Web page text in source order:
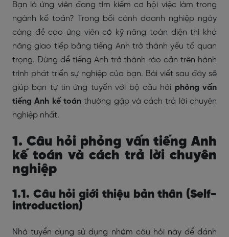
Bạn là ứng viên đang tìm kiếm cơ hội việc làm trong
ngành kế toán? Trong bối cảnh doanh nghiệp ngày
càng đề cao ứng viên có kỹ năng toàn diện thì khả
năng giao tiếp bằng tiếng Anh trở thành yếu tố quan
trọng. Đừng để tiếng Anh trở thành rào cản trên hành
trình phát triển sự nghiệp của bạn. Bài viết sau đây sẽ
giúp bạn tự tin ứng tuyển với bộ câu hỏi phỏng vấn
tiếng Anh kế toánthường gặp và cách trả lời chuyên
nghiệp nhất.
1. Câu hỏi phỏng vấn tiếng Anh
kế toán và cách trả lời chuyên
nghiệp
1.1. Câu hỏi giới thiệu bản thân (Self-
introduction)
Nhà tuyển dụng sử dụng nhóm câu hỏi này để đánh